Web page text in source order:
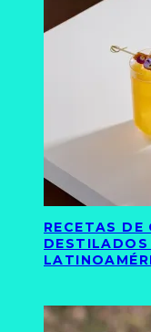
RECETAS DE
DESTILADOS